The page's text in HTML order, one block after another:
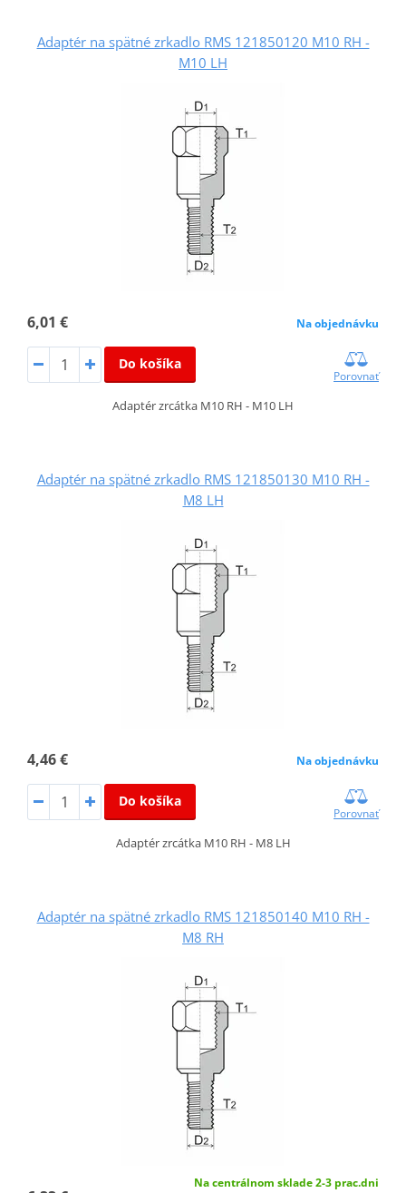
Adaptér na spätné zrkadlo RMS 121850120 M10 RH -
M10 LH
6,01 € Na objednávku
Do košíka
Porovnať
Adaptér zrcátka M10 RH - M10 LH
Adaptér na spätné zrkadlo RMS 121850130 M10 RH -
M8 LH
4,46 € Na objednávku
Do košíka
Porovnať
Adaptér zrcátka M10 RH - M8 LH
Adaptér na spätné zrkadlo RMS 121850140 M10 RH -
M8 RH
Na centrálnom sklade 2-3 prac.dni